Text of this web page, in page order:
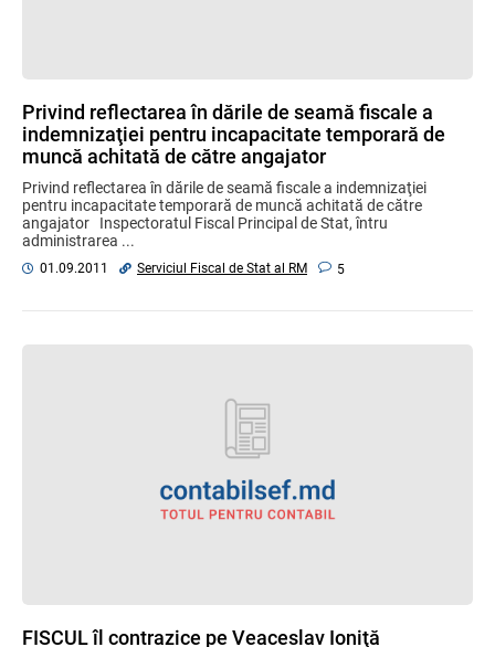
Privind reflectarea în dările de seamă fiscale a
indemnizaţiei pentru incapacitate temporară de
muncă achitată de către angajator
Privind reflectarea în dările de seamă fiscale a indemnizaţiei
pentru incapacitate temporară de muncă achitată de către
angajator Inspectoratul Fiscal Principal de Stat, întru
administrarea ...
01.09.2011 Serviciul Fiscal de Stat al RM 5
FISCUL îl contrazice pe Veaceslav Ioniţă